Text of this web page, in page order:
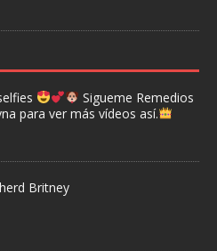
Sigueme Remedios
para ver más vídeos así.
Britney